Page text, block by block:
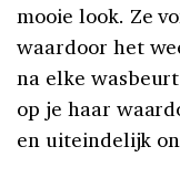
mooie look. Ze
waardoor het
na elke
op je haar
en uiteindelijk